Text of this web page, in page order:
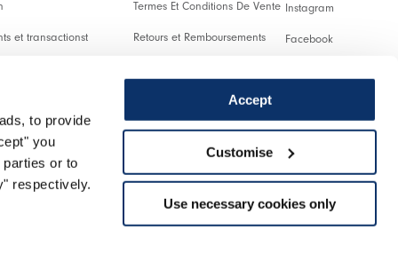
to provide
you
or to
respectively.
Accept
Customise
Use necessary cookies only
et transactionst
un retour
Termes Et Conditions De Vente
Retours et Remboursements
Cookies
Instagram
Facebook
Twitter
Spotify